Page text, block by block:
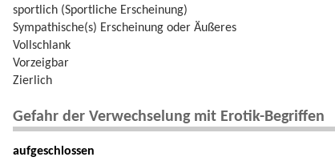
sportlich (Sportliche Erscheinung)
Sympathische(s) Erscheinung oder Äußeres
Vollschlank
Vorzeigbar
Zierlich
Gefahr der Verwechselung mit Erotik-Begriffen
aufgeschlossen